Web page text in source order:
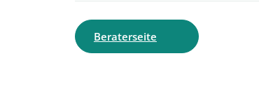
Beraterseite